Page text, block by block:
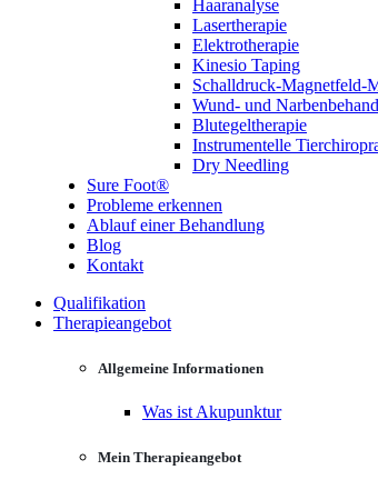
Haaranalyse
Lasertherapie
Elektrotherapie
Kinesio Taping
Schalldruck-Magnetfeld-
Wund- und
Blutegeltherapie
Instrumentelle
Dry Needling
Sure Foot®
Probleme erkennen
Ablauf einer Behandlung
Blog
Kontakt
Qualifikation
Therapieangebot
Allgemeine Informationen
Was ist Akupunktur
Mein Therapieangebot